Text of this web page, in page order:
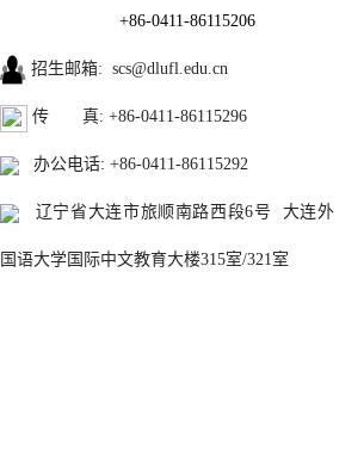
+86-0411-86115206
招生邮箱: scs@dlufl.edu.cn
传 真: +86-0411-86115296
办公电话: +86-0411-86115292
辽宁省大连市旅顺南路西段6号 大连外
国语大学国际中文教育大楼315室/321室